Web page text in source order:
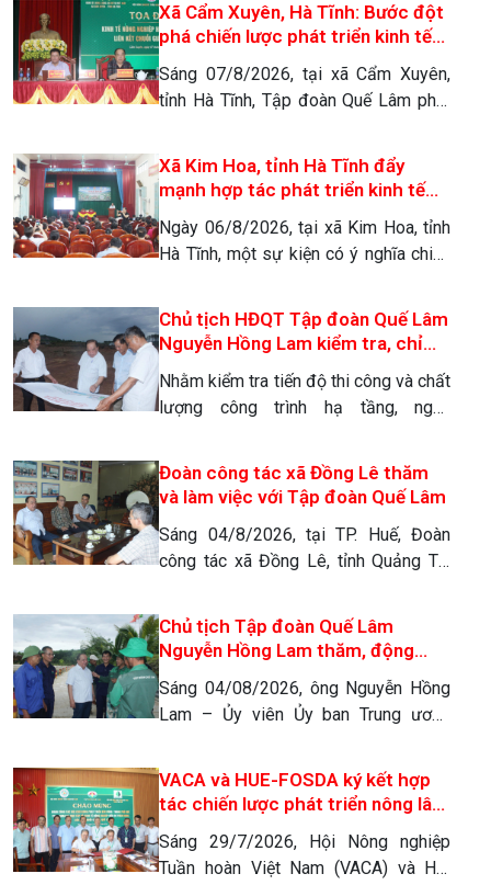
Xã Cẩm Xuyên, Hà Tĩnh: Bước đột
phá chiến lược phát triển kinh tế
nông nghiệp hữu cơ tuần hoàn
Sáng 07/8/2026, tại xã Cẩm Xuyên,
tỉnh Hà Tĩnh, Tập đoàn Quế Lâm phối
Cẩm Xuyên long trọng tổ chức buổi
tọa đàm “Kinh tế nông nghiệp hữu cơ
tuần hoàn, liên kết chuỗi giá trị Quế
Lâm”. Sự kiện đánh dấu một bước
ngoặt quan […]
Xã Kim Hoa, tỉnh Hà Tĩnh đẩy
mạnh hợp tác phát triển kinh tế
liên kết chuỗi giá trị Quế Lâm
Ngày 06/8/2026, tại xã Kim Hoa, tỉnh
Hà Tĩnh, một sự kiện có ý nghĩa chiến
phương đã diễn ra: Buổi tọa đàm đẩy
mạnh hợp tác phát triển kinh tế nông
nghiệp hữu cơ tuần hoàn, liên kết chuỗi
giá trị Quế Lâm giai đoạn 2026 […]
Chủ tịch HĐQT Tập đoàn Quế Lâm
Nguyễn Hồng Lam kiểm tra, chỉ
đạo tại công trường thi công tổ
hợp nông nghiệp hữu cơ, kinh tế
tuần hoàn, sinh thái 4f Hà Tĩnh
Nhằm kiểm tra tiến độ thi công và chất
lượng công trình hạ tầng, ngày
hữu cơ, kinh tế tuần hoàn, sinh thái 4F
Quế Lâm Hà Tĩnh, Chủ tịch HĐQT Tập
đoàn Quế Lâm Nguyễn Hồng Lam
cùng Tổng giám đốc Nguyễn Thanh
Vĩnh đã trực tiếp đi […]
Đoàn công tác xã Đồng Lê thăm
và làm việc với Tập đoàn Quế Lâm
Sáng 04/8/2026, tại TP. Huế, Đoàn
công tác xã Đồng Lê, tỉnh Quảng Trị,
xã dẫn đầu, đã có chuyến thăm và làm
việc với Tập đoàn Quế Lâm. Chuyến
công tác nhằm tìm kiếm giải pháp
nâng cao giá trị nông sản và phát triển
[…]
Chủ tịch Tập đoàn Quế Lâm
Nguyễn Hồng Lam thăm, động
viên lớp đào tạo Kinh tế Nông
nghiệp Hữu cơ Tuần hoàn
Sáng 04/08/2026, ông Nguyễn Hồng
Lam – Ủy viên Ủy ban Trung ương
trực Hội Người Cao tuổi Việt Nam, Chủ
tịch Hội Nông nghiệp tuần hoàn Việt
Nam, Chủ tịch Tập đoàn Quế Lâm, Nhà
Khoa học của Nhà nông đã đến thăm,
động viên giảng viên […]
VACA và HUE-FOSDA ký kết hợp
tác chiến lược phát triển nông lâm
2031)
Sáng 29/7/2026, Hội Nông nghiệp
Tuần hoàn Việt Nam (VACA) và Hội